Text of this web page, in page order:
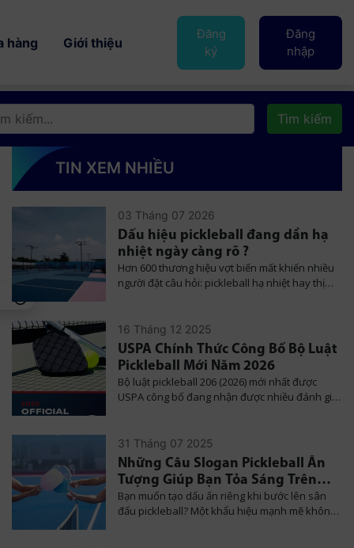
hàng Giới thiệu
Đăng
ký
Đăng
nhập
Tìm kiếm
TIN XEM NHIỀU
03 Tháng 07 2026
Dấu hiệu pickleball đang dần hạ
nhiệt ngày càng rõ ?
Hơn 600 thương hiệu vợt biến mất khiến nhiều
người đặt câu hỏi: pickleball hạ nhiệt hay thị
hướng công nghệ mới và vụ JOOLA kiện bằng
sáng chế, cho thấy cuộc chơi không còn chỉ
thuộc về marketing mà là chất lượng, R&D và
giá trị thật.
16 Tháng 12 2025
USPA Chính Thức Công Bố Bộ Luật
Pickleball Mới Năm 2026
Bộ luật pickleball 206 (2026) mới nhất được
USPA công bố đang nhận được nhiều đánh giá
pickleball.
31 Tháng 07 2025
Những Câu Slogan Pickleball Ấn
Tượng Giúp Bạn Tỏa Sáng Trên
Sân Đấu
Bạn muốn tạo dấu ấn riêng khi bước lên sân
đấu pickleball? Một khẩu hiệu mạnh mẽ không